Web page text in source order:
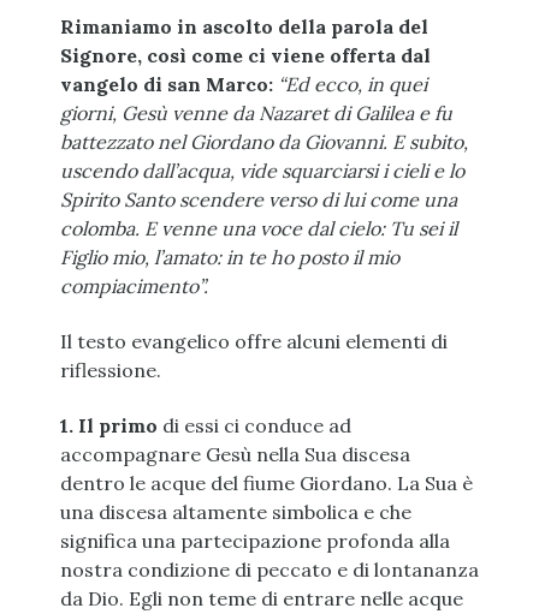
Rimaniamo in ascolto della parola del
Signore, così come ci viene offerta dal
vangelo di san Marco: “Ed ecco, in quei
giorni, Gesù venne da Nazaret di Galilea e fu
battezzato nel Giordano da Giovanni. E subito,
uscendo dall’acqua, vide squarciarsi i cieli e lo
Spirito Santo scendere verso di lui come una
colomba. E venne una voce dal cielo: Tu sei il
Figlio mio, l’amato: in te ho posto il mio
compiacimento”.
Il testo evangelico offre alcuni elementi di
riflessione.
1. Il primo di essi ci conduce ad
accompagnare Gesù nella Sua discesa
dentro le acque del fiume Giordano. La Sua è
una discesa altamente simbolica e che
significa una partecipazione profonda alla
nostra condizione di peccato e di lontananza
da Dio. Egli non teme di entrare nelle acque